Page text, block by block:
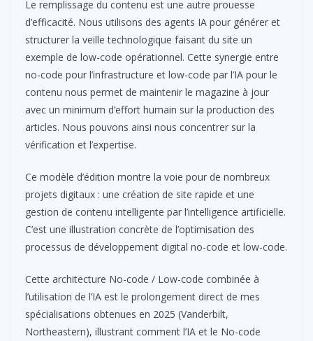
Le remplissage du contenu est une autre prouesse
d’efficacité. Nous utilisons des agents IA pour générer et
structurer la veille technologique faisant du site un
exemple de low-code opérationnel. Cette synergie entre
no-code pour l’infrastructure et low-code par l’IA pour le
contenu nous permet de maintenir le magazine à jour
avec un minimum d’effort humain sur la production des
articles. Nous pouvons ainsi nous concentrer sur la
vérification et l’expertise.
Ce modèle d’édition montre la voie pour de nombreux
projets digitaux : une création de site rapide et une
gestion de contenu intelligente par l’intelligence artificielle.
C’est une illustration concrète de l’optimisation des
processus de développement digital no-code et low-code.
Cette architecture No-code / Low-code combinée à
l’utilisation de l’IA est le prolongement direct de mes
spécialisations obtenues en 2025 (Vanderbilt,
Northeastern), illustrant comment l’IA et le No-code